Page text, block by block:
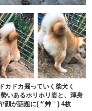
カドカ掘っていく柴犬く
いあるホリホリ姿と、渾身
顔が話題に( *´艸｀) 4枚